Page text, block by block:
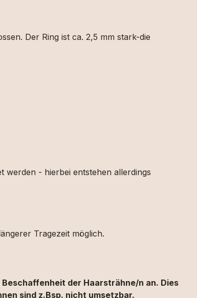
Der Ring ist ca. 2,5 mm stark-die
werden - hierbei entstehen allerdings
Tragezeit möglich.
der Haarsträhne/n an. Dies
sind z.Bsp. nicht umsetzbar.